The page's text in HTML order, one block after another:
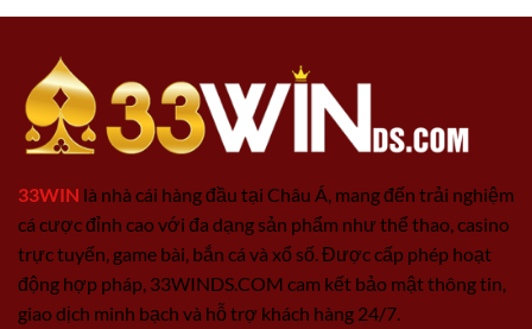
33WIN là nhà cái hàng đầu tại Châu Á, mang đến trải nghiệm
cá cược đỉnh cao với đa dạng sản phẩm như thể thao, casino
trực tuyến, game bài, bắn cá và xổ số. Được cấp phép hoạt
động hợp pháp, 33WINDS.COM cam kết bảo mật thông tin,
giao dịch minh bạch và hỗ trợ khách hàng 24/7.